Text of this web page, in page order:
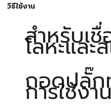
วิธีใช้งาน
สำหรับเ
โลหะและ
ถอดปลั๊
การใช้งาน